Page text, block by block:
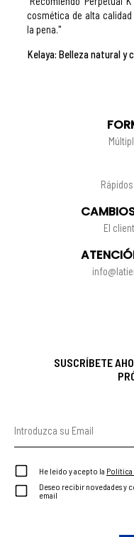
cosmética de alta
la pena."
Kelaya: Belleza natural y
El
SUSCRÍBETE
He leído y acepto la Política
Deseo recibir novedades y
email